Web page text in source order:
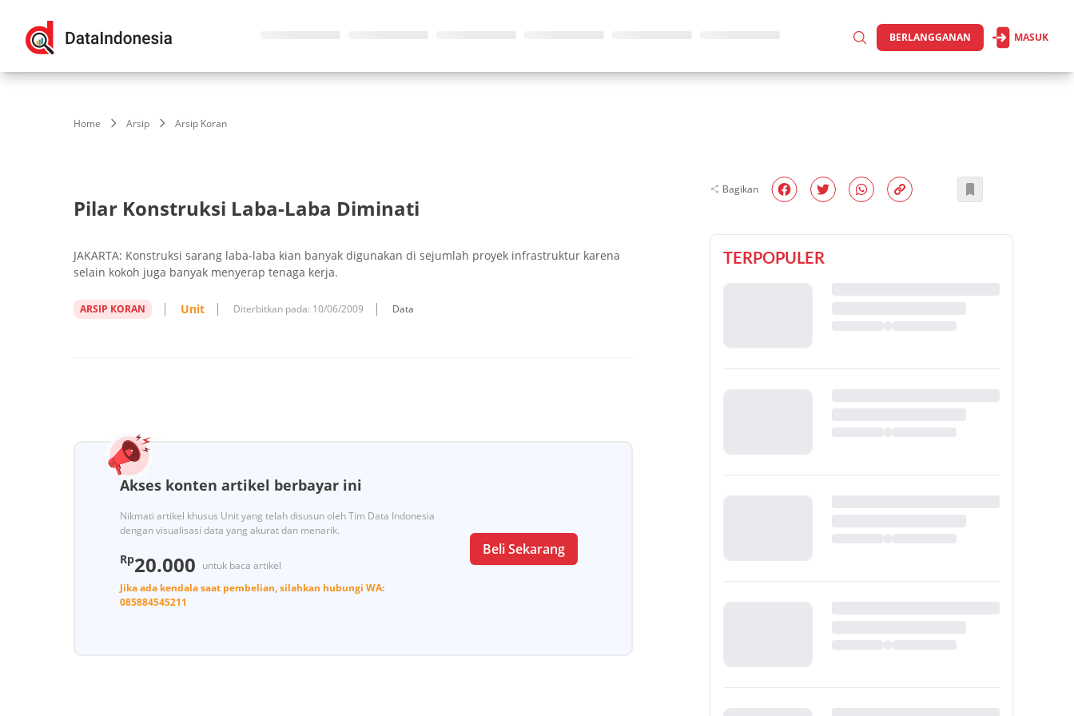
BERLANGGANAN MASUK
Home Arsip Arsip Koran
Pilar Konstruksi Laba-Laba Diminati
JAKARTA: Konstruksi sarang laba-laba kian banyak digunakan di sejumlah proyek infrastruktur karena
selain kokoh juga banyak menyerap tenaga kerja.
ARSIP KORAN Unit Diterbitkan pada: 10/06/2009 Data
Akses konten artikel berbayar ini
Nikmati artikel khusus Unit yang telah disusun oleh Tim Data Indonesia
dengan visualisasi data yang akurat dan menarik.
Rp20.000 untuk baca artikel
Jika ada kendala saat pembelian, silahkan hubungi WA:
085884545211
Beli Sekarang
Bagikan
TERPOPULER